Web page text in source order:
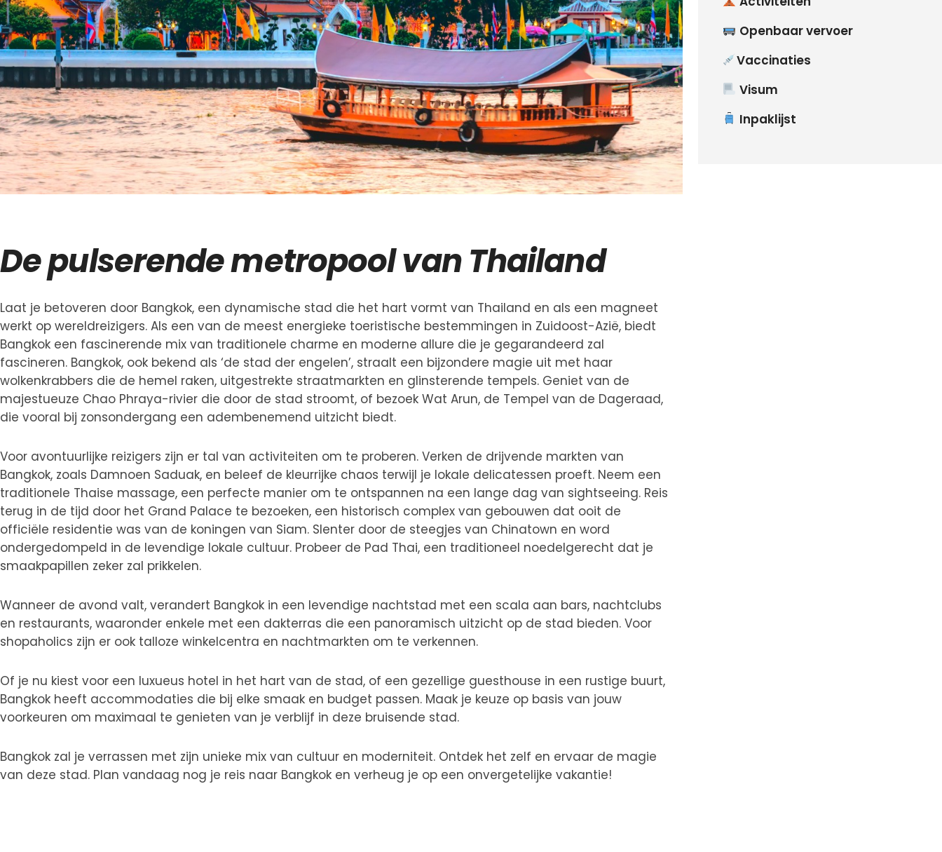
De pulserende metropool van Thailand
Laat je betoveren door Bangkok, een dynamische stad die het hart vormt van Thailand en als een magneet
werkt op wereldreizigers. Als een van de meest energieke toeristische bestemmingen in Zuidoost-Azië, biedt
Bangkok een fascinerende mix van traditionele charme en moderne allure die je gegarandeerd zal
fascineren. Bangkok, ook bekend als ‘de stad der engelen’, straalt een bijzondere magie uit met haar
wolkenkrabbers die de hemel raken, uitgestrekte straatmarkten en glinsterende tempels. Geniet van de
majestueuze Chao Phraya-rivier die door de stad stroomt, of bezoek Wat Arun, de Tempel van de Dageraad,
die vooral bij zonsondergang een adembenemend uitzicht biedt.
Voor avontuurlijke reizigers zijn er tal van activiteiten om te proberen. Verken de drijvende markten van
Bangkok, zoals Damnoen Saduak, en beleef de kleurrijke chaos terwijl je lokale delicatessen proeft. Neem een
traditionele Thaise massage, een perfecte manier om te ontspannen na een lange dag van sightseeing. Reis
terug in de tijd door het Grand Palace te bezoeken, een historisch complex van gebouwen dat ooit de
officiële residentie was van de koningen van Siam. Slenter door de steegjes van Chinatown en word
ondergedompeld in de levendige lokale cultuur. Probeer de Pad Thai, een traditioneel noedelgerecht dat je
smaakpapillen zeker zal prikkelen.
Wanneer de avond valt, verandert Bangkok in een levendige nachtstad met een scala aan bars, nachtclubs
en restaurants, waaronder enkele met een dakterras die een panoramisch uitzicht op de stad bieden. Voor
shopaholics zijn er ook talloze winkelcentra en nachtmarkten om te verkennen.
Of je nu kiest voor een luxueus hotel in het hart van de stad, of een gezellige guesthouse in een rustige buurt,
Bangkok heeft accommodaties die bij elke smaak en budget passen. Maak je keuze op basis van jouw
voorkeuren om maximaal te genieten van je verblijf in deze bruisende stad.
Bangkok zal je verrassen met zijn unieke mix van cultuur en moderniteit. Ontdek het zelf en ervaar de magie
van deze stad. Plan vandaag nog je reis naar Bangkok en verheug je op een onvergetelijke vakantie!
Openbaar vervoer
Vaccinaties
Visum
Inpaklijst